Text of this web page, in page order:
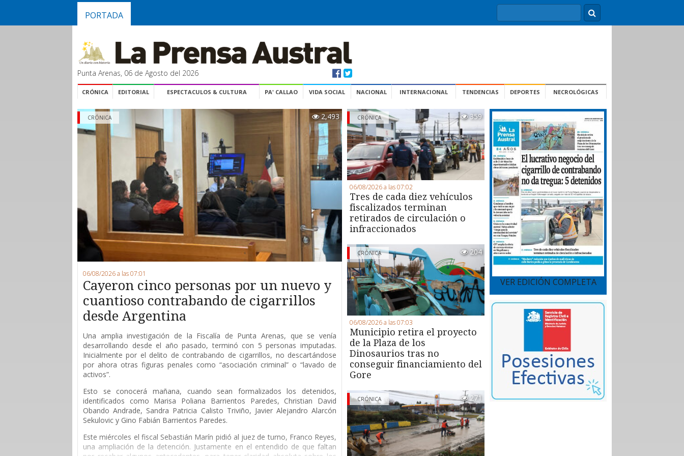
PORTADA
Punta Arenas, 06 de Agosto del 2026
CRÓNICA EDITORIAL ESPECTACULOS & CULTURA PA' CALLAO VIDA SOCIAL NACIONAL INTERNACIONAL TENDENCIAS DEPORTES NECROLÓGICAS
2,493
CRÓNICA
06/08/2026 a las 07:01
Cayeron cinco personas por un nuevo y
cuantioso contrabando de cigarrillos
desde Argentina
Una amplia investigación de la Fiscalía de Punta Arenas, que se venía
desarrollando desde el año pasado, terminó con 5 personas imputadas.
Inicialmente por el delito de contrabando de cigarrillos, no descartándose
por ahora otras figuras penales como “asociación criminal” o “lavado de
activos”.
Esto se conocerá mañana, cuando sean formalizados los detenidos,
identificados como Marisa Poliana Barrientos Paredes, Christian David
Obando Andrade, Sandra Patricia Calisto Triviño, Javier Alejandro Alarcón
Sekulovic y Gino Fabián Barrientos Paredes.
Este miércoles el fiscal Sebastián Marín pidió al juez de turno, Franco Reyes,
una ampliación de la detención. Justamente en el entendido de que faltan
CRÓNICA 359
06/08/2026 a las 07:02
Tres de cada diez vehículos
fiscalizados terminan
retirados de circulación o
infraccionados
CRÓNICA 204
06/08/2026 a las 07:03
Municipio retira el proyecto
de la Plaza de los
Dinosaurios tras no
conseguir financiamiento del
Gore
CRÓNICA 271
VER EDICIÓN COMPLETA